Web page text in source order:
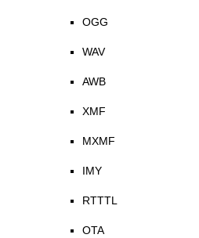
OGG
WAV
AWB
XMF
MXMF
IMY
RTTTL
OTA